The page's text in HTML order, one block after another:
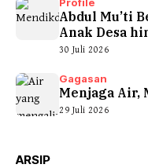
Abdul Mu’ti
Anak Desa
30 Juli 2026
Gagasan
Menjaga Air,
29 Juli 2026
ARSIP